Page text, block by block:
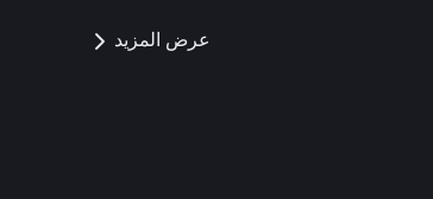
عرض المزيد